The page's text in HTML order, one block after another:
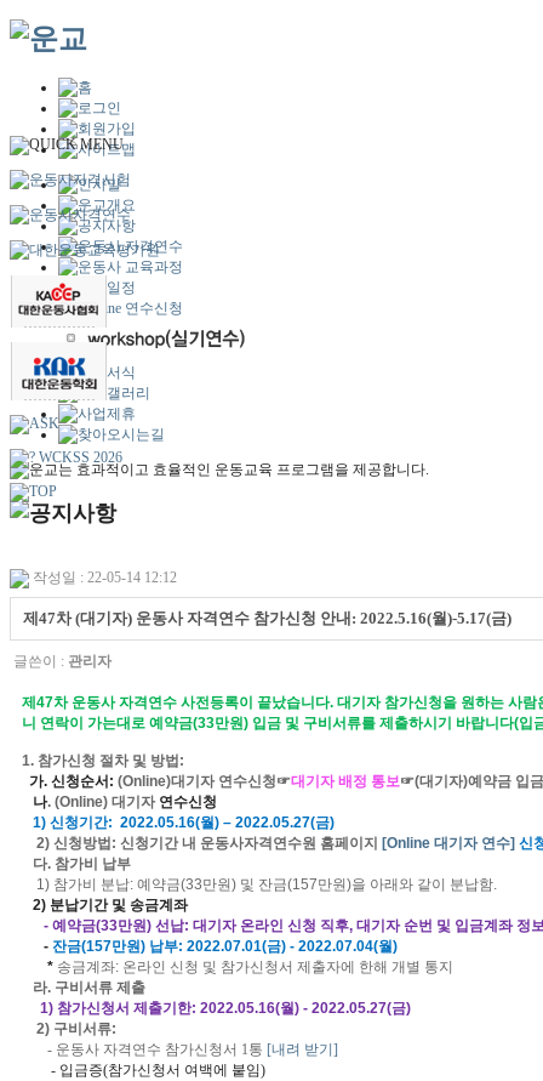
작성일 : 22-05-14 12:12
제47차 (대기자) 운동사 자격연수 참가신청 안내: 2022.5.16(월)-5.17(금)
글쓴이 : 관리자
제 47차 운동사 자격연수 사전등록이 끝났습니다. 대기자 참가신청을 원하는 사
니 연락이 가는대로 예약금(33만원) 입금 및 구비서류를 제출하시기 바랍니다(
1. 참가신청 절차 및 방법 :
가. 신청순서 : (Online)대기자 연수신청☞대기자 배정 통보☞(대기자)예약금 입
나. (Online) 대기자 연수신청
1) 신청기간: 2022.05.16(월) – 2022.05.27(금)
2) 신청방법 : 신청기간 내 운동사자격연수원 홈페이지 [Online 대기자 연수] 신
다. 참가비 납부
1) 참가비 분납: 예약금(33만원) 및 잔금(157만원)을 아래와 같이 분납함.
2) 분납기간 및 송금계좌
- 예약금(33만원) 선납: 대기자 온라인 신청 직후, 대기자 순번 및 입금계좌 정
- 잔금(157만원) 납부: 2022.07.01(금) - 2022.07.04(월)
* 송금계좌: 온라인 신청 및 참가신청서 제출자에 한해 개별 통지
라. 구비서류 제출
1) 참가신청서 제출기한: 2022.05.16(월) - 2022.05.27(금)
2) 구비서류:
- 운동사 자격연수 참가신청서 1통 [내려 받기 ]
- 입금증(참가신청서 여백에 붙임)